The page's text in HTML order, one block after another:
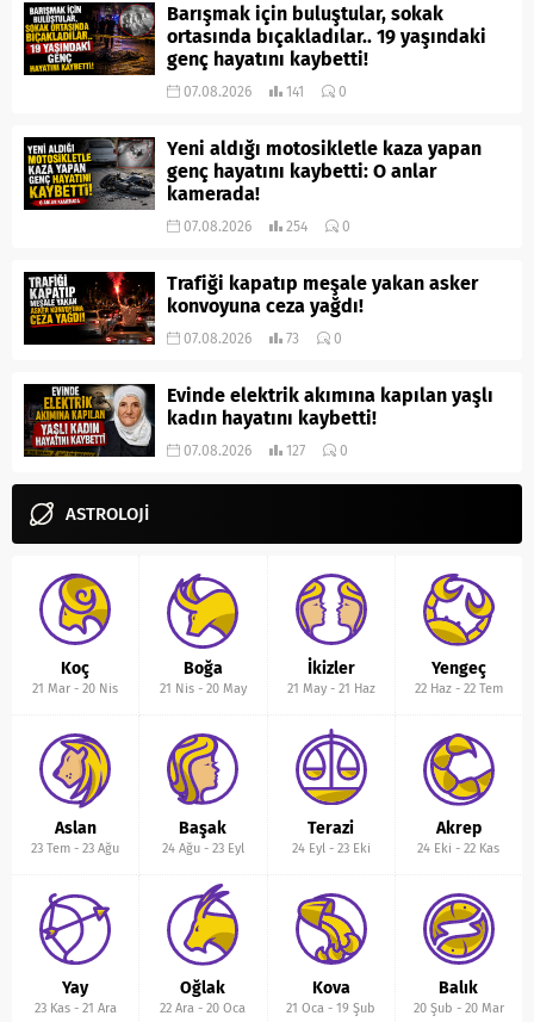
Barışmak için buluştular, sokak
ortasında bıçakladılar.. 19 yaşındaki
genç hayatını kaybetti!
07.08.2026 141 0
Yeni aldığı motosikletle kaza yapan
genç hayatını kaybetti: O anlar
kamerada!
07.08.2026 254 0
Trafiği kapatıp meşale yakan asker
konvoyuna ceza yağdı!
07.08.2026 73 0
Evinde elektrik akımına kapılan yaşlı
kadın hayatını kaybetti!
07.08.2026 127 0
ASTROLOJİ
Koç
21 Mar -20 Nis
Boğa
21 Nis- 20 May
İkizler
21 May- 21 Haz
Yengeç
22 Haz- 22 Tem
Aslan
23 Tem -23 Ağu
Başak
24 Ağu- 23 Eyl
Terazi
24 Eyl- 23 Eki
Akrep
24 Eki -22 Kas
Yay
23 Kas- 21 Ara
Oğlak
22 Ara -20 Oca
Kova
21 Oca -19 Şub
Balık
20 Şub - 20 Mar